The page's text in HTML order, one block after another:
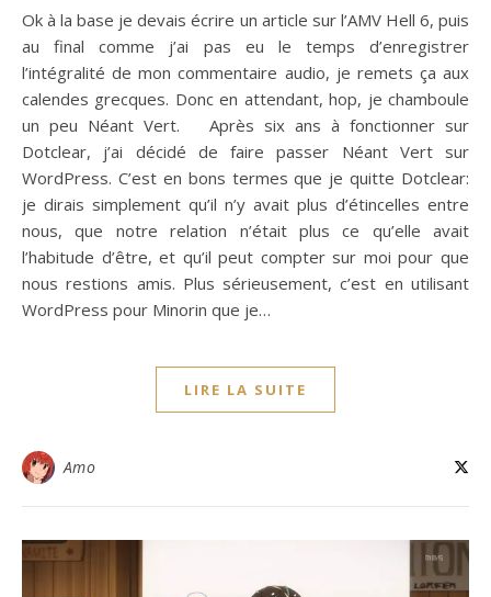
Ok à la base je devais écrire un article sur l’AMV Hell 6, puis
au final comme j’ai pas eu le temps d’enregistrer
l’intégralité de mon commentaire audio, je remets ça aux
calendes grecques. Donc en attendant, hop, je chamboule
un peu Néant Vert. Après six ans à fonctionner sur
Dotclear, j’ai décidé de faire passer Néant Vert sur
WordPress. C’est en bons termes que je quitte Dotclear:
je dirais simplement qu’il n’y avait plus d’étincelles entre
nous, que notre relation n’était plus ce qu’elle avait
l’habitude d’être, et qu’il peut compter sur moi pour que
nous restions amis. Plus sérieusement, c’est en utilisant
WordPress pour Minorin que je…
LIRE LA SUITE
Amo